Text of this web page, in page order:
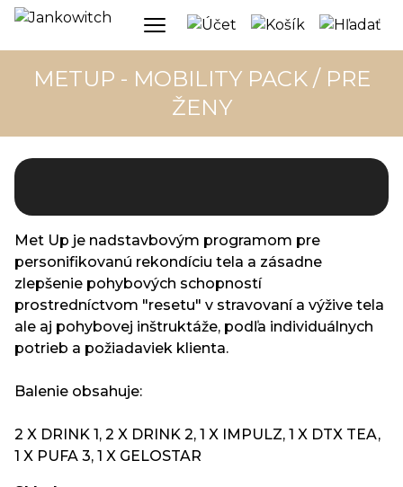
METUP - MOBILITY PACK / PRE
ŽENY
Met Up je nadstavbovým programom pre
personifikovanú rekondíciu tela a zásadne
zlepšenie pohybových schopností
prostredníctvom "resetu" v stravovaní a výžive tela
ale aj pohybovej inštruktáže, podľa individuálnych
potrieb a požiadaviek klienta.
Balenie obsahuje:
2 X DRINK 1, 2 X DRINK 2, 1 X IMPULZ, 1 X DTX TEA,
1 X PUFA 3, 1 X GELOSTAR